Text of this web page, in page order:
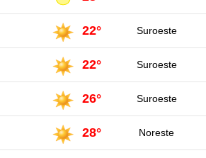
22° Suroeste
22° Suroeste
26° Suroeste
28° Noreste